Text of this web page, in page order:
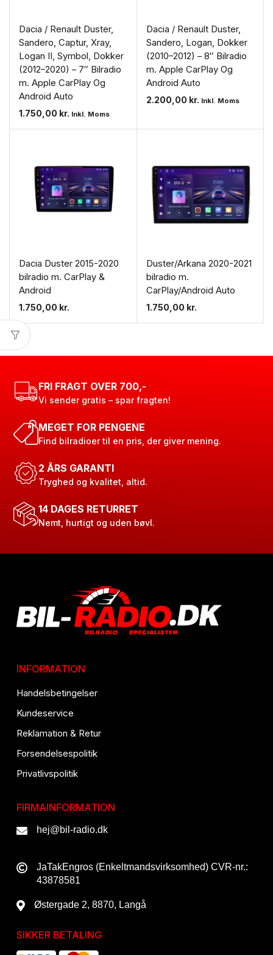
Dacia / Renault Duster,
Sandero, Captur, Xray,
Logan II, Symbol, Dokker
(2012–2020) – 7″ Bilradio
m. Apple CarPlay Og
Android Auto
1.750,00 kr. Inkl. Moms
Dacia / Renault Duster,
Sandero, Logan, Dokker
(2010–2012) – 8″ Bilradio
m. Apple CarPlay Og
Android Auto
2.200,00 kr. Inkl. Moms
Dacia Duster 2015-2020
bilradio m. CarPlay &
Android
1.750,00 kr.
Duster/Arkana 2020-2021
bilradio m.
CarPlay/Android Auto
1.750,00 kr.
FRI FRAGT OVER 700,-
Vi sender gratis – spar fragten!
MEGET FOR PENGENE
Find bilradioer til en pris, der giver mening.
2 ÅRS GARANTI
Tryghed og kvalitet, altid.
14 DAGES RETURRET
Nemt, hurtigt og uden bøvl.
INFORMATION
Handelsbetingelser
Kundeservice
Reklamation & Retur
Forsendelsespolitik
Privatlivspolitik
FIRMAINFORMATION
hej@bil-radio.dk
JaTakEngros (Enkeltmandsvirksomhed) CVR-nr.:
43878581
Østergade 2, 8870, Langå
SIKKER BETALING